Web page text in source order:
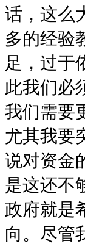
话，这么
多的经验
足，过于
此我们必
我们需要
尤其我要
说对资金
是这还不
政府就是
向。尽管